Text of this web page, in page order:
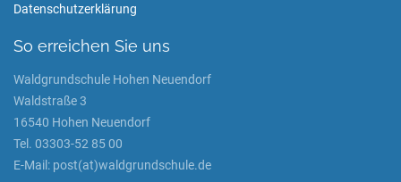
Datenschutzerklärung
So erreichen Sie uns
Waldgrundschule Hohen Neuendorf
Waldstraße 3
16540 Hohen Neuendorf
Tel. 03303-52 85 00
E-Mail: post(at)waldgrundschule.de